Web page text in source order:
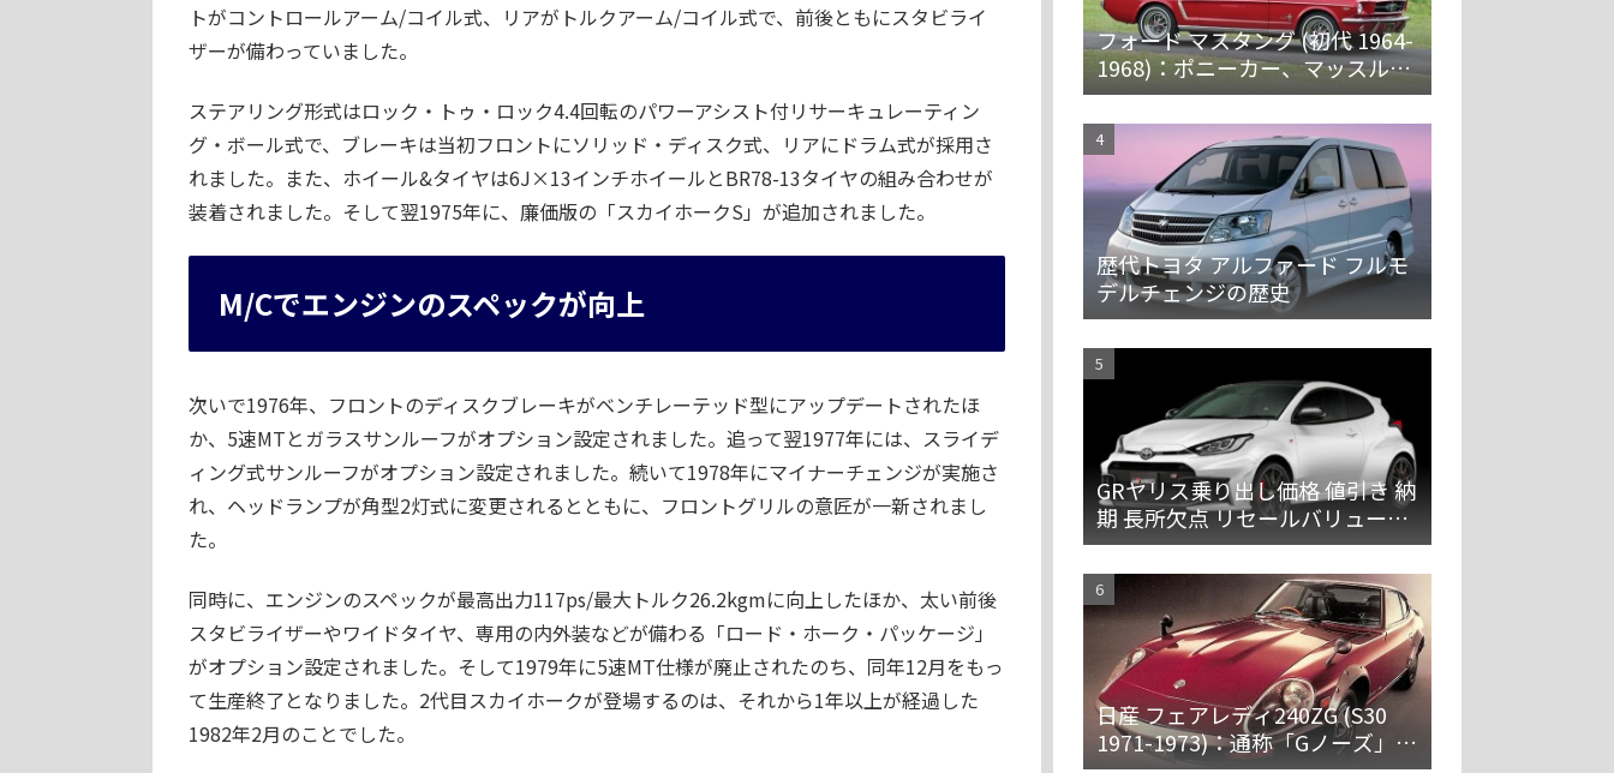
トがコントロールアーム/コイル式、リアがトルクアーム/コイル式で、前後ともにスタビライ
ザーが備わっていました。
ステアリング形式はロック・トゥ・ロック4.4回転のパワーアシスト付リサーキュレーティン
グ・ボール式で、ブレーキは当初フロントにソリッド・ディスク式、リアにドラム式が採用さ
れました。また、ホイール&タイヤは6J×13インチホイールとBR78-13タイヤの組み合わせが
装着されました。そして翌1975年に、廉価版の「スカイホークS」が追加されました。
M/Cでエンジンのスペックが向上
次いで1976年、フロントのディスクブレーキがベンチレーテッド型にアップデートされたほ
か、5速MTとガラスサンルーフがオプション設定されました。追って翌1977年には、スライデ
ィング式サンルーフがオプション設定されました。続いて1978年にマイナーチェンジが実施さ
れ、ヘッドランプが角型2灯式に変更されるとともに、フロントグリルの意匠が一新されまし
た。
同時に、エンジンのスペックが最高出力117ps/最大トルク26.2kgmに向上したほか、太い前後
スタビライザーやワイドタイヤ、専用の内外装などが備わる「ロード・ホーク・パッケージ」
がオプション設定されました。そして1979年に5速MT仕様が廃止されたのち、同年12月をもっ
て生産終了となりました。2代目スカイホークが登場するのは、それから1年以上が経過した
1982年2月のことでした。
フォード マスタング (初代 1964-
1968)：ポニーカー、マッスルカ
ーの愛称で親しまれ大ヒット
歴代トヨタ アルファード フルモ
デルチェンジの歴史
GRヤリス乗り出し価格 値引き 納
期 長所欠点 リセールバリューを
解説
日産 フェアレディ240ZG (S30
1971-1973)：通称「Gノーズ」と